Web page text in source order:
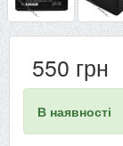
550 грн
В наявності